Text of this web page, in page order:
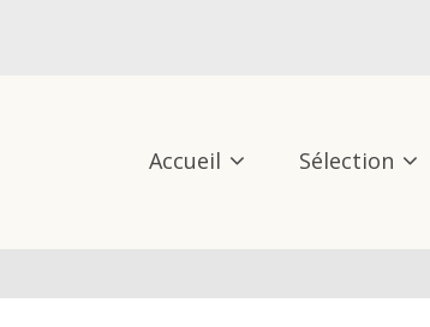
Accueil Sélection